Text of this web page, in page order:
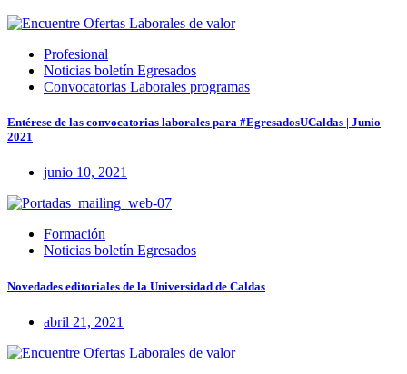
Profesional
Noticias boletín Egresados
Convocatorias Laborales programas
Entérese de las convocatorias laborales para #EgresadosUCaldas | Junio
2021
junio 10, 2021
Formación
Noticias boletín Egresados
Novedades editoriales de la Universidad de Caldas
abril 21, 2021